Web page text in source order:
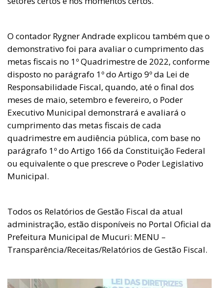
O contador Rygner Andrade explicou também que o
demonstrativo foi para avaliar o cumprimento das
metas fiscais no 1º Quadrimestre de 2022, conforme
disposto no parágrafo 1º do Artigo 9º da Lei de
Responsabilidade Fiscal, quando, até o final dos
meses de maio, setembro e fevereiro, o Poder
Executivo Municipal demonstrará e avaliará o
cumprimento das metas fiscais de cada
quadrimestre em audiência pública, com base no
parágrafo 1º do Artigo 166 da Constituição Federal
ou equivalente o que prescreve o Poder Legislativo
Municipal.
Todos os Relatórios de Gestão Fiscal da atual
administração, estão disponíveis no Portal Oficial da
Prefeitura Municipal de Mucuri: MENU –
Transparência/Receitas/Relatórios de Gestão Fiscal.